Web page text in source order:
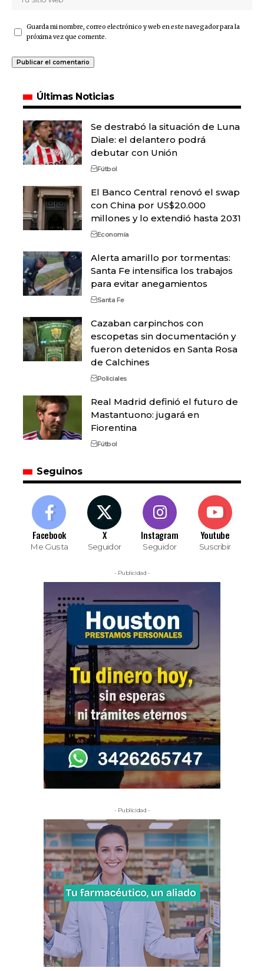
Guarda mi nombre, correo electrónico y web en este navegador para la
próxima vez que comente.
Últimas Noticias
Se destrabó la situación de Luna
Diale: el delantero podrá
debutar con Unión
Fútbol
El Banco Central renovó el swap
con China por US$20.000
millones y lo extendió hasta 2031
Economía
Alerta amarillo por tormentas:
Santa Fe intensifica los trabajos
para evitar anegamientos
Santa Fe
Cazaban carpinchos con
escopetas sin documentación y
fueron detenidos en Santa Rosa
de Calchines
Policiales
Real Madrid definió el futuro de
Mastantuono: jugará en
Fiorentina
Fútbol
Seguinos
Facebook
Me Gusta
X
Seguidor
Instagram
Seguidor
Youtube
Suscribir
- Publicidad -
- Publicidad -